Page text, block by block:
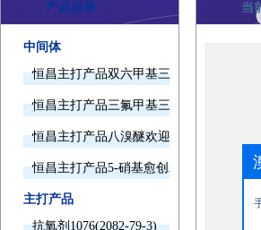
产品目录
中间体
恒昌主打产品双六甲基三胺欢迎询价
恒昌主打产品三氟甲基三甲基硅烷欢迎询
恒昌主打产品八溴醚欢迎询价
恒昌主打产品5-硝基愈创木酚钠欢迎询价
主打产品
抗氧剂1076(2082-79-3)
当